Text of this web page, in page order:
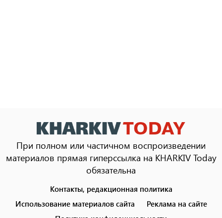
При полном или частичном воспроизведении
материалов прямая гиперссылка на KHARKIV Today
обязательна
menu
Контакты, редакционная политика
Использование материалов сайта
Реклама на сайте